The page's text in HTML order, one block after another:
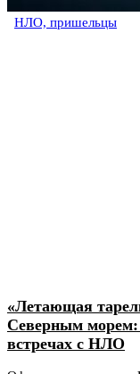
НЛО, пришельцы
«Летающая
Северным морем:
встречах с НЛО